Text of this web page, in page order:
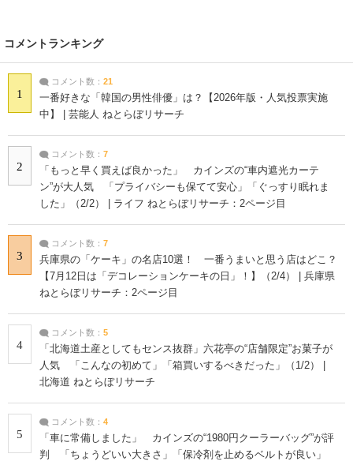
コメントランキング
1
コメント数： 21
一番好きな「韓国の男性俳優」は？【2026年版・人気投票実施
中】 | 芸能人 ねとらぼリサーチ
2
コメント数： 7
「もっと早く買えば良かった」 カインズの“車内遮光カーテ
ン”が大人気 「プライバシーも保てて安心」「ぐっすり眠れま
した」（2/2） | ライフ ねとらぼリサーチ：2ページ目
3
コメント数： 7
兵庫県の「ケーキ」の名店10選！ 一番うまいと思う店はどこ？
【7月12日は「デコレーションケーキの日」！】（2/4） | 兵庫県
ねとらぼリサーチ：2ページ目
4
コメント数： 5
「北海道土産としてもセンス抜群」六花亭の“店舗限定”お菓子が
人気 「こんなの初めて」「箱買いするべきだった」（1/2） |
北海道 ねとらぼリサーチ
5
コメント数： 4
「車に常備しました」 カインズの“1980円クーラーバッグ”が評
判 「ちょうどいい大きさ」「保冷剤を止めるベルトが良い」